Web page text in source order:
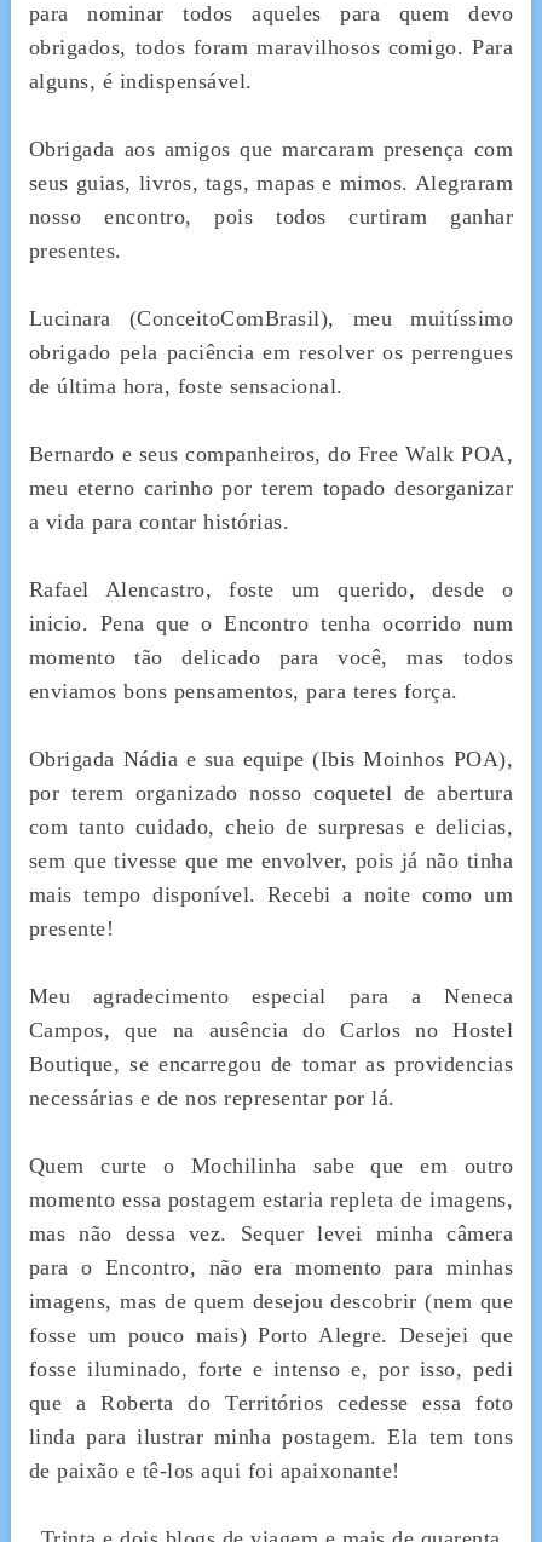
para nominar todos aqueles para quem devo
obrigados, todos foram maravilhosos comigo. Para
alguns, é indispensável.
Obrigada aos amigos que marcaram presença com
seus guias, livros, tags, mapas e mimos. Alegraram
nosso encontro, pois todos curtiram ganhar
presentes.
Lucinara (ConceitoComBrasil), meu muitíssimo
obrigado pela paciência em resolver os perrengues
de última hora, foste sensacional.
Bernardo e seus companheiros, do Free Walk POA,
meu eterno carinho por terem topado desorganizar
a vida para contar histórias.
Rafael Alencastro, foste um querido, desde o
inicio. Pena que o Encontro tenha ocorrido num
momento tão delicado para você, mas todos
enviamos bons pensamentos, para teres força.
Obrigada Nádia e sua equipe (Ibis Moinhos POA),
por terem organizado nosso coquetel de abertura
com tanto cuidado, cheio de surpresas e delicias,
sem que tivesse que me envolver, pois já não tinha
mais tempo disponível. Recebi a noite como um
presente!
Meu agradecimento especial para a Neneca
Campos, que na ausência do Carlos no Hostel
Boutique, se encarregou de tomar as providencias
necessárias e de nos representar por lá.
Quem curte o Mochilinha sabe que em outro
momento essa postagem estaria repleta de imagens,
mas não dessa vez. Sequer levei minha câmera
para o Encontro, não era momento para minhas
imagens, mas de quem desejou descobrir (nem que
fosse um pouco mais) Porto Alegre. Desejei que
fosse iluminado, forte e intenso e, por isso, pedi
que a Roberta do Territórios cedesse essa foto
linda para ilustrar minha postagem. Ela tem tons
de paixão e tê-los aqui foi apaixonante!